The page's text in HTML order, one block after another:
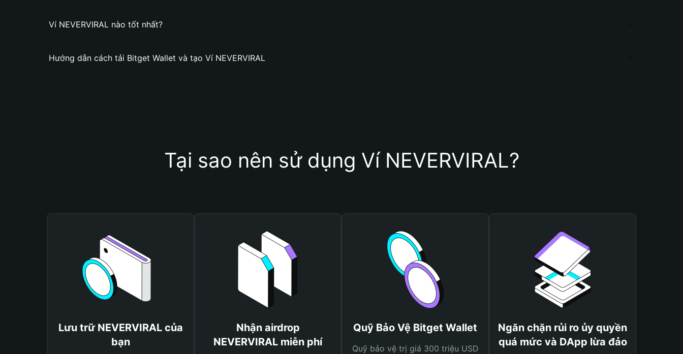
Ví NEVERVIRAL nào tốt nhất?
Hướng dẫn cách tải Bitget Wallet và tạo Ví NEVERVIRAL
Tại sao nên sử dụng Ví NEVERVIRAL?
Lưu trữ NEVERVIRAL của
bạn
Nhận airdrop
NEVERVIRAL miễn phí
Quỹ Bảo Vệ Bitget Wallet
Quỹ bảo vệ trị giá 300 triệu USD
Ngăn chặn rủi ro ủy quyền
quá mức và DApp lừa đảo